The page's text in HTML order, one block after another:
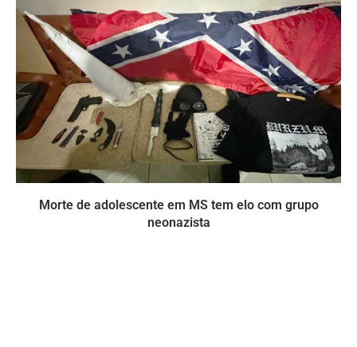
Morte de adolescente em MS tem elo com grupo
neonazista